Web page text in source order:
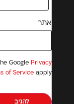
אתר
Google Privacy
of Service apply.